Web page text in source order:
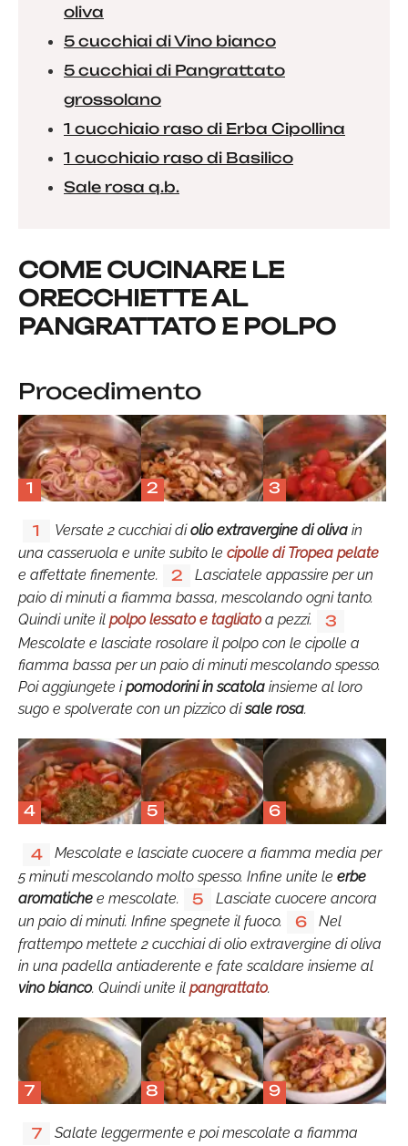
oliva
5 cucchiai di Vino bianco
5 cucchiai di Pangrattato
grossolano
1 cucchiaio raso di Erba Cipollina
1 cucchiaio raso di Basilico
Sale rosa q.b.
COME CUCINARE LE
ORECCHIETTE AL
PANGRATTATO E POLPO
Procedimento
1 2 3
1 Versate 2 cucchiai diolio extravergine di oliva in
una casseruola e unite subito le cipolle di Tropea pelate
e affettate finemente.
2
Lasciatele appassire per un
paio di minuti a fiamma bassa, mescolando ogni tanto.
Quindi unite il polpo lessato e tagliatoa pezzi. 3
Mescolate e lasciate rosolare il polpo con le cipolle a
fiamma bassa per un paio di minuti mescolando spesso.
Poi aggiungete ipomodorini in scatola insieme al loro
sugo e spolverate con un pizzico disale rosa.
4 5 6
4
Mescolate e lasciate cuocere a fiamma media per
5 minuti mescolando molto spesso. Infine unite le erbe
aromatiche e mescolate. 5
Lasciate cuocere ancora
un paio di minuti. Infine spegnete il fuoco.
6
Nel
frattempo mettete 2 cucchiai di olio extravergine di oliva
in una padella antiaderente e fate scaldare insieme al
vino bianco. Quindi unite il pangrattato.
7 8 9
7
Salate leggermente e poi mescolate a fiamma